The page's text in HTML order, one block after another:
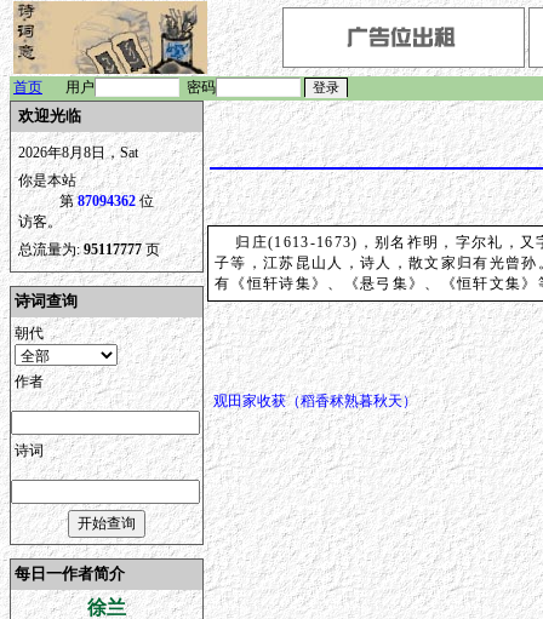
首页 用户 密码
欢迎光临
2026年8月8日，Sat
你是本站
第87094362位
访客。
总流量为:95117777 页
诗词查询
朝代
作者
诗词
每日一作者简介
徐兰
归庄(1613-1673)，别名祚明，字尔礼，又
子等，江苏昆山人，诗人，散文家归有光曾
有《恒轩诗集》、《悬弓集》、《恒轩文集》
观田家收获（稻香秫熟暮秋天）